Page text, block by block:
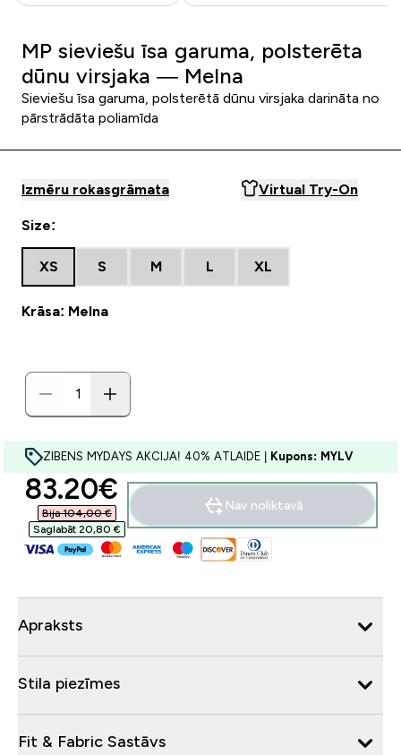
MP sieviešu īsa garuma, polsterēta
dūnu virsjaka — Melna
Sieviešu īsa garuma, polsterētā dūnu virsjaka darināta no
pārstrādāta poliamīda
Izmēru rokasgrāmata Virtual Try-On
Size:
XS S M L XL
Krāsa: Melna
ZIBENS MYDAYS AKCIJA! 40% ATLAIDE | Kupons: MYLV
discounted price
83.20€‎
Bija 104,00 €‎
Saglabāt 20,80 €‎
Nav noliktavā
Apraksts
Stila piezīmes
Fit & Fabric Sastāvs